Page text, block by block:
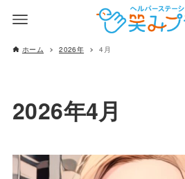
ホーム 2026年 4月
2026年4月